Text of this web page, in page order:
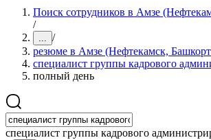
Поиск сотрудников в Амзе
/
... /
резюме в Амзе (Нефтекамск,
специалист группы кадрового
полный день
специалист группы кадрового